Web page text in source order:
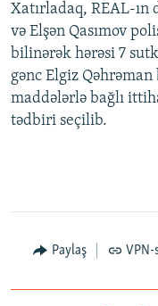
Xatırladaq, REAL-ın
və Elşən Qasımov
bilinərək hərəsi 7
gənc Elgiz
maddələrlə bağlı
tədbiri seçilib.
Paylaş VPN-